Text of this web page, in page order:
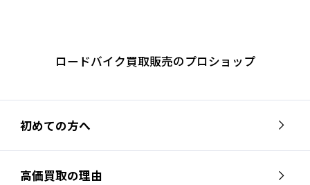
ロードバイク買取販売のプロショップ
初めての方へ
高価買取の理由